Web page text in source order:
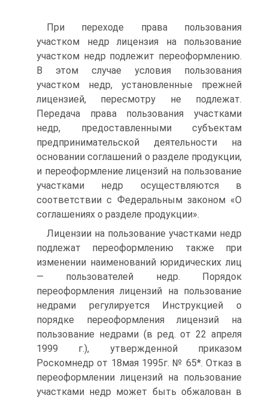
При переходе права пользования
участком недр лицензия на пользование
участком недр подлежит переоформлению.
В этом случае условия пользования
участком недр, установленные прежней
лицензией, пересмотру не подлежат.
Передача права пользования участками
недр, предоставленными субъектам
предпринимательской деятельности на
основании соглашений о разделе продукции,
и переоформление лицензий на пользование
участками недр осуществляются в
соответствии с Федеральным законом «О
соглашениях о разделе продукции».
Лицензии на пользование участками недр
подлежат переоформлению также при
изменении наименований юридических лиц
— пользователей недр. Порядок
переоформления лицензий на пользование
недрами регулируется Инструкцией о
порядке переоформления лицензий на
пользование недрами (в ред. от 22 апреля
1999 г.), утвержденной приказом
Роскомнедр от 18мая 1995г. № 65*. Отказ в
переоформлении лицензий на пользование
участками недр может быть обжалован в